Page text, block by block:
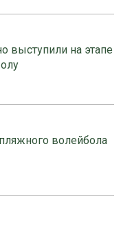
выступили на этапе
волейбола